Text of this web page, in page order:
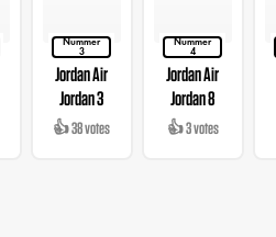
Nummer
3
Jordan Air
Jordan 3
👍 38 votes
Nummer
4
Jordan Air
Jordan 8
👍 3 votes